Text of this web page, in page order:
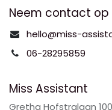
Neem contact op
hello@miss-
06-28295859
Miss Assistant
Gretha Hofstralaan 100